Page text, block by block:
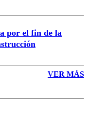
por el fin de la
VER MÁS